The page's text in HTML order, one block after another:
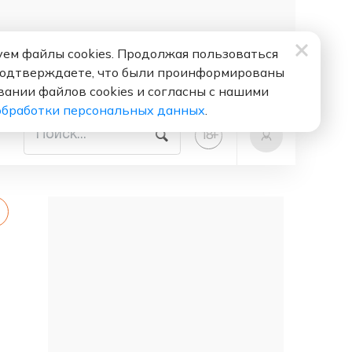
18+
файлы cookies. Продолжая пользоваться
что были проинформированы
файлов cookies и согласны с нашими
персональных данных.